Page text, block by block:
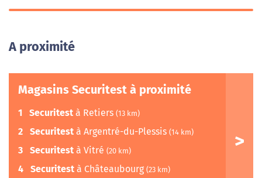
A proximité
Magasins Securitest à proximité
1 Securitest à Retiers (13 km)
2 Securitest à Argentré-du-Plessis (14 km)
3 Securitest à Vitré (20 km)
4 Securitest à Châteaubourg (23 km)